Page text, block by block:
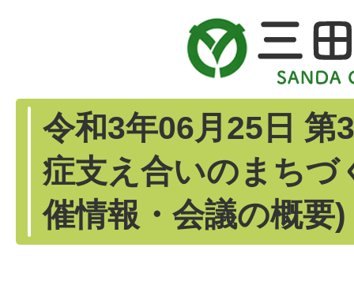
令和3年06月25日 第
症支え合いのまちづ
催情報・会議の概要)